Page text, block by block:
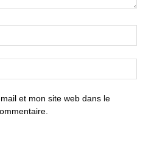
et mon site web dans le